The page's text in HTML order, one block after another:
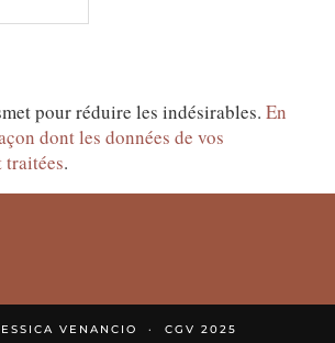
pour réduire les indésirables. En
dont les données de vos
traitées.
VENANCIO CGV 2025